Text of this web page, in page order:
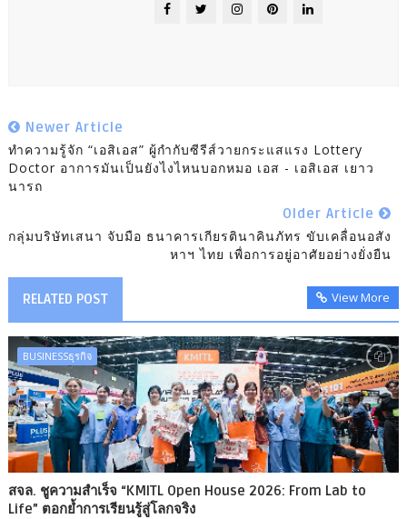
Newer Article
ทำความรู้จัก “เอสิเอส” ผู้กำกับซีรีส์วายกระแสแรง Lottery
Doctor อาการมันเป็นยังไงไหนบอกหมอ เอส - เอสิเอส เยาว
นารถ
Older Article
กลุ่มบริษัทเสนา จับมือ ธนาคารเกียรตินาคินภัทร ขับเคลื่อนอสัง
หาฯ ไทย เพื่อการอยู่อาศัยอย่างยั่งยืน
RELATED POST View More
BUSINESSธุรกิจ
สจล. ชูความสำเร็จ “KMITL Open House 2026: From Lab to
Life” ตอกย้ำการเรียนรู้สู่โลกจริง